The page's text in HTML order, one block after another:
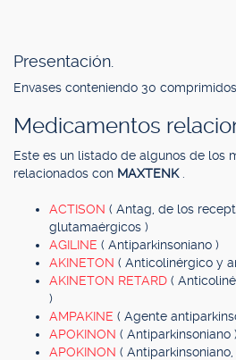
Presentación.
Envases conteniendo 30 comprimidos.
Medicamentos
Este es un listado de algunos de los
relacionados con MAXTENK
ACTISON ( Antag, de los
glutamaérgicos )
AGILINE ( Antiparkinsoniano )
AKINETON ( Anticolinérgico y
AKINETON RETARD (
)
AMPAKINE ( Agente
APOKINON ( Antiparkinsoniano
APOKINON (